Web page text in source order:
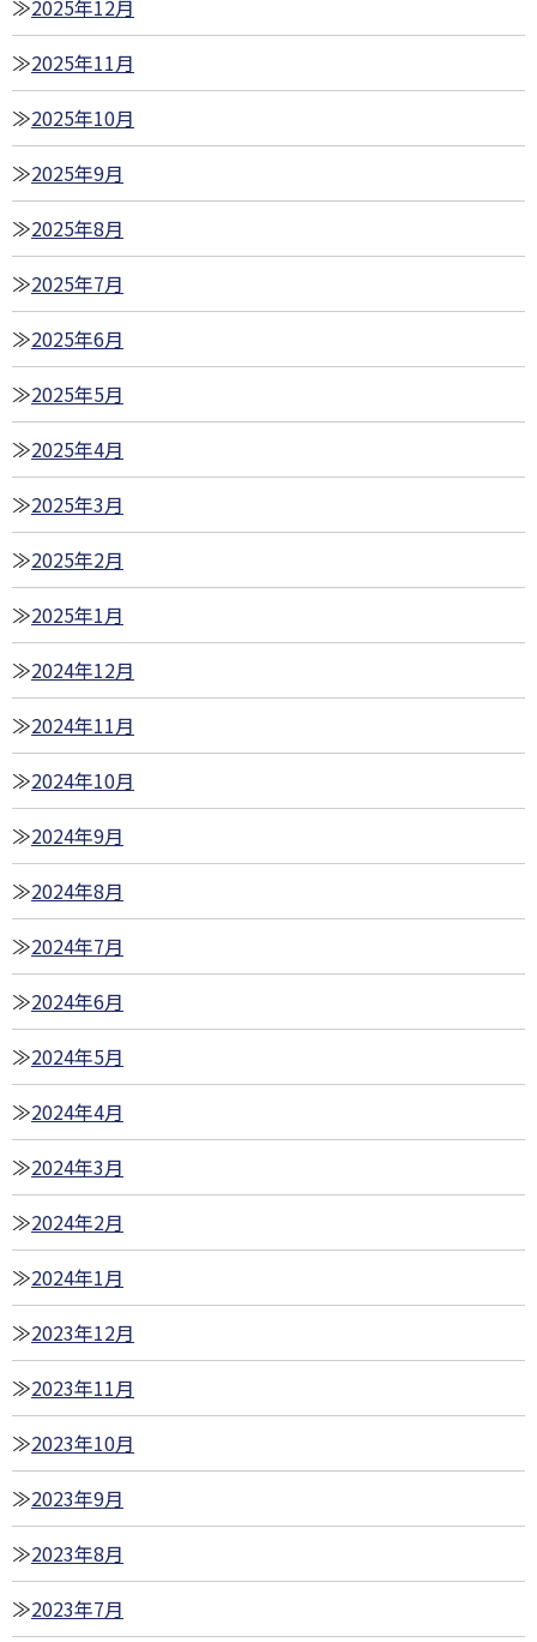
2025年12月
2025年11月
2025年10月
2025年9月
2025年8月
2025年7月
2025年6月
2025年5月
2025年4月
2025年3月
2025年2月
2025年1月
2024年12月
2024年11月
2024年10月
2024年9月
2024年8月
2024年7月
2024年6月
2024年5月
2024年4月
2024年3月
2024年2月
2024年1月
2023年12月
2023年11月
2023年10月
2023年9月
2023年8月
2023年7月